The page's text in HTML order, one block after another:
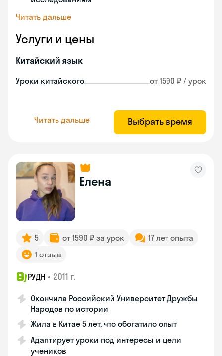
Читать дальше
Услуги и цены
Китайский язык
Уроки китайского от 1590 ₽ / урок
Читать дальше Выбрать время
Елена
5 от 1590 ₽ за урок
17 лет опыта
1 отзыв
РУДН • 2011 г.
Окончила Российский Университет Дружбы
Народов по истории
Жила в Китае 5 лет, что обогатило опыт
Адаптирует уроки под интересы и цели
учеников